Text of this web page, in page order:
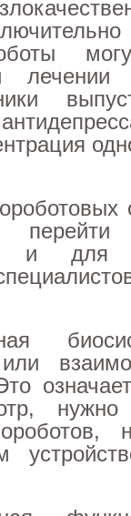
лечении
и для
нужно